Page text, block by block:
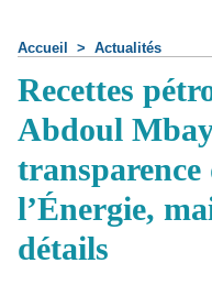
Accueil > Actualités
Recettes
Abdoul
l’Énergie,
détails